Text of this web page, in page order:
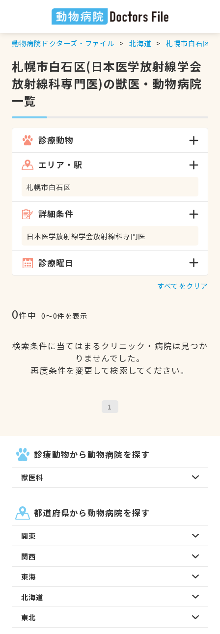
動物病院ドクターズ・ファイル 北海道 札幌市白石区
札幌市白石区(日本医学放射線学会
放射線科専門医)の獣医・動物病院
一覧
診療動物
エリア・駅
札幌市白石区
詳細条件
日本医学放射線学会放射線科専門医
診療曜日
すべてをクリア
0件中 0〜0件を表示
検索条件に当てはまるクリニック・病院は見つか
りませんでした。
再度条件を変更して検索してください。
1
診療動物から動物病院を探す
獣医科
都道府県から動物病院を探す
関東
関西
東海
北海道
東北